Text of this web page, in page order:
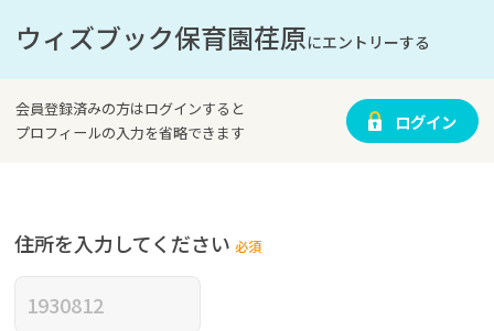
ウィズブック保育園荏原にエントリーする
会員登録済みの方はログインすると
プロフィールの入力を省略できます
ログイン
住所を入力してください